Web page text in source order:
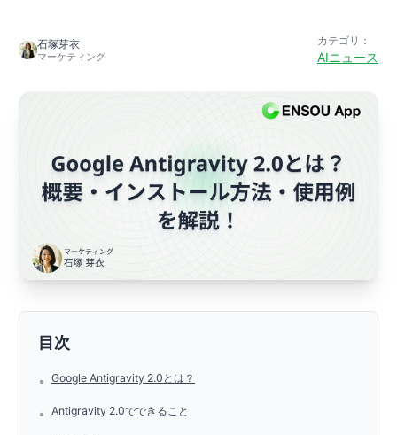
石塚芽衣
マーケティング
カテゴリ：
AIニュース
目次
• Google Antigravity 2.0とは？
• Antigravity 2.0でできること